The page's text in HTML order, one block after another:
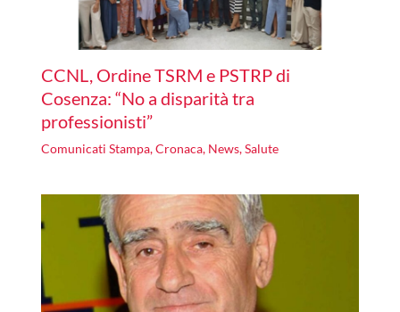
CCNL, Ordine TSRM e PSTRP di
Cosenza: “No a disparità tra
professionisti”
Comunicati Stampa,Cronaca, News,Salute